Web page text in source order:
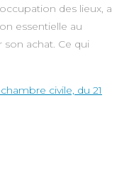
des lieux, a
essentielle au
achat. Ce qui
civile, du 21